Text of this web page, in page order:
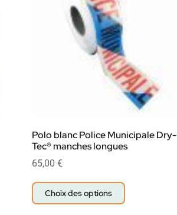
Polo blanc Police Municipale Dry-
Tec® manches longues
65,00 €
Choix des options